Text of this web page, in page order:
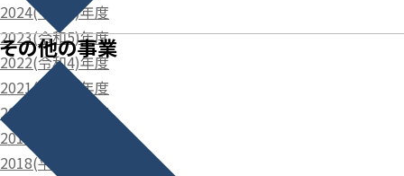
その他の事業
2024(令和6)年度
2023(令和5)年度
2022(令和4)年度
2021(令和3)年度
2020(令和2)年度
2019(令和元)年度
2018(平成30)年度